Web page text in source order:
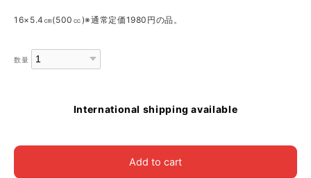
16×5.4㎝(500㏄)※通常定価1980円の品。
数量
International shipping available
Add to cart